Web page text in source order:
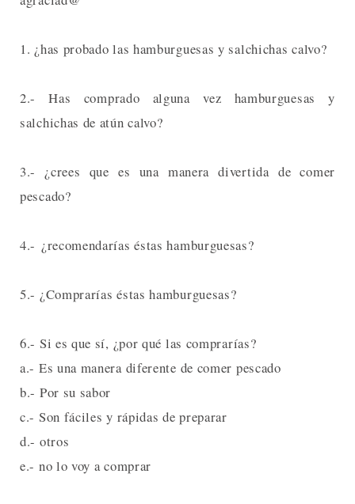
1. ¿has probado las hamburguesas y salchichas calvo?
2.- Has comprado alguna vez hamburguesas y
salchichas de atún calvo?
3.- ¿crees que es una manera divertida de comer
pescado?
4.- ¿recomendarías éstas hamburguesas?
5.- ¿Comprarías éstas hamburguesas?
6.- Si es que sí, ¿por qué las comprarías?
a.- Es una manera diferente de comer pescado
b.- Por su sabor
c.- Son fáciles y rápidas de preparar
d.- otros
e.- no lo voy a comprar